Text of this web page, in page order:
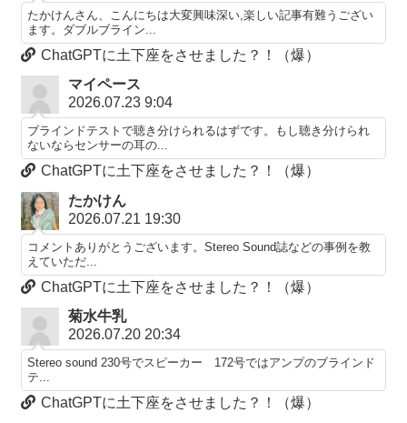
たかけんさん、こんにちは大変興味深い,楽しい記事有難うござい
ます。ダブルブライン...
ChatGPTに土下座をさせました？！（爆）
マイペース
2026.07.23 9:04
ブラインドテストで聴き分けられるはずです。もし聴き分けられ
ないならセンサーの耳の...
ChatGPTに土下座をさせました？！（爆）
たかけん
2026.07.21 19:30
コメントありがとうございます。Stereo Sound誌などの事例を教
えていただ...
ChatGPTに土下座をさせました？！（爆）
菊水牛乳
2026.07.20 20:34
Stereo sound 230号でスピーカー 172号ではアンプのブラインド
テ...
ChatGPTに土下座をさせました？！（爆）